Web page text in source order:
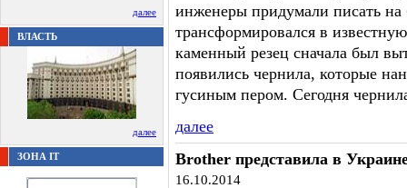
далее
ВЛАСТЬ
далее
ЗОНА IT
инженеры придумали писать на
трансформировался в
каменный резец сначала был
появились чернила, которые
гусиным пером. Сегодня
далее
Brother представила в
16.10.2014